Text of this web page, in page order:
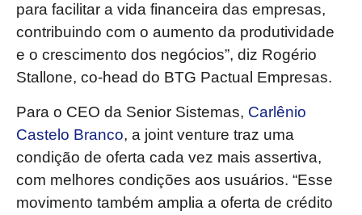
para facilitar a vida financeira das empresas,
contribuindo com o aumento da produtividade
e o crescimento dos negócios”, diz Rogério
Stallone, co-head do BTG Pactual Empresas.
Para o CEO da Senior Sistemas, Carlênio
Castelo Branco, a joint venture traz uma
condição de oferta cada vez mais assertiva,
com melhores condições aos usuários. “Esse
movimento também amplia a oferta de crédito